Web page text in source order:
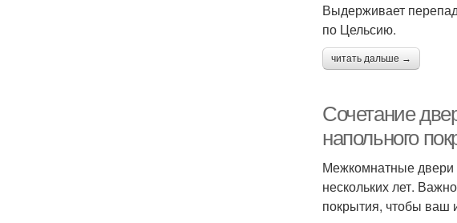
Выдерживает
по Цельсию.
читать дальше →
Сочетание
напольного
Межкомнатные двери
нескольких лет.
покрытия, чтобы ваш